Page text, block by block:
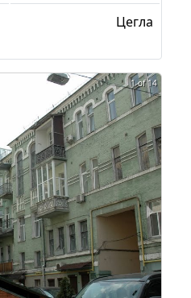
Цегла
1 of 14